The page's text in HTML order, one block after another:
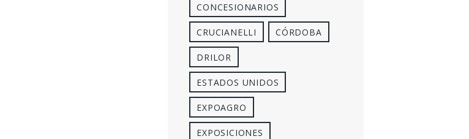
CONCESIONARIOS
CRUCIANELLI CÓRDOBA
DRILOR
ESTADOS UNIDOS
EXPOAGRO
EXPOSICIONES